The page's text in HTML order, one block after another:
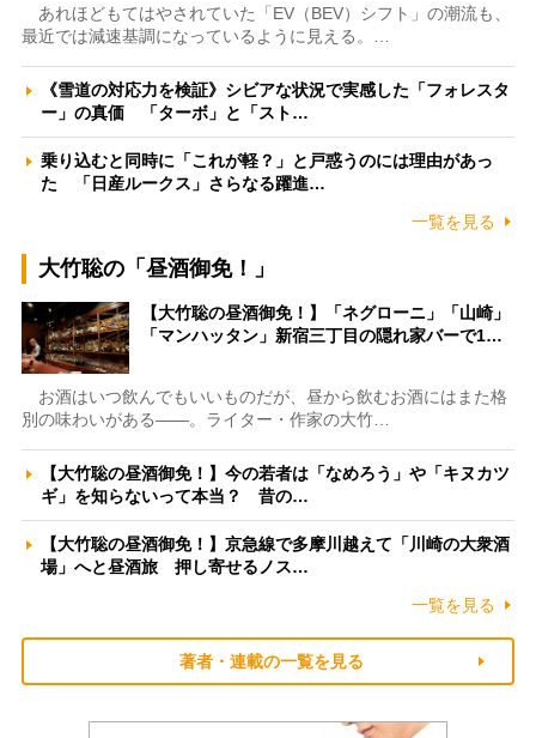
あれほどもてはやされていた「EV（BEV）シフト」の潮流も、
最近では減速基調になっているように見える。…
《雪道の対応力を検証》シビアな状況で実感した「フォレスタ
ー」の真価 「ターボ」と「スト…
乗り込むと同時に「これが軽？」と戸惑うのには理由があっ
た 「日産ルークス」さらなる躍進…
一覧を見る
大竹聡の「昼酒御免！」
【大竹聡の昼酒御免！】「ネグローニ」「山崎」
「マンハッタン」新宿三丁目の隠れ家バーで1…
お酒はいつ飲んでもいいものだが、昼から飲むお酒にはまた格
別の味わいがある――。ライター・作家の大竹…
【大竹聡の昼酒御免！】今の若者は「なめろう」や「キヌカツ
ギ」を知らないって本当？ 昔の…
【大竹聡の昼酒御免！】京急線で多摩川越えて「川崎の大衆酒
場」へと昼酒旅 押し寄せるノス…
一覧を見る
著者・連載の一覧を見る